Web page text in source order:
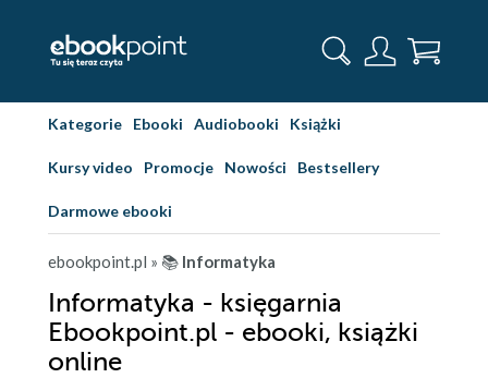
Kategorie Ebooki Audiobooki Książki
Kursy video Promocje Nowości Bestsellery
Darmowe ebooki
ebookpoint.pl » 📚 Informatyka
Informatyka - księgarnia
Ebookpoint.pl - ebooki, książki
online